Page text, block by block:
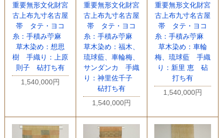
重要無形文化財宮
古上布九寸名古屋
帯 タテ・ヨコ
糸：手積み苧麻
草木染め：想思
樹 手織り：上原
則子 砧打ち有
1,540,000円
重要無形文化財宮
古上布九寸名古屋
帯 タテ・ヨコ
糸：手積み苧麻
草木染め：福木、
琉球藍、車輪梅、
サンダンカ 手織
り：神里佐千子
砧打ち有
1,540,000円
重要無形文化財宮
古上布九寸名古屋
帯 タテ・ヨコ
糸：手積み苧麻
草木染め：車輪
梅、琉球藍 手織
り：新里 恵 砧
打ち有
1,540,000円